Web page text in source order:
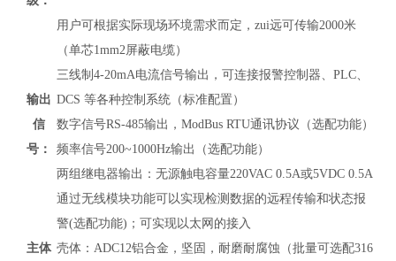
输出
信
号：
用户可根据实际现场环境需求而定，zui远可传输2000米
（单芯1mm2屏蔽电缆）
三线制4-20mA电流信号输出，可连接报警控制器、PLC、
DCS 等各种控制系统（标准配置）
数字信号RS-485输出， ModBus RTU通讯协议 （选配功能）
频率信号200~1000Hz输出（选配功能）
两组继电器输出：无源触电容量220VAC 0.5A或5VDC 0.5A
通过无线模块功能可以实现检测数据的远程传输和状态报
警(选配功能)；可实现以太网的接入
主体 壳体：ADC12铝合金，坚固，耐磨耐腐蚀（批量可选配316